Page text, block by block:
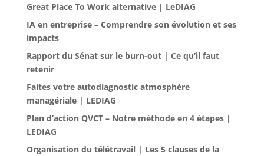
Great Place To Work alternative | LeDIAG
IA en entreprise – Comprendre son évolution et ses
impacts
Rapport du Sénat sur le burn-out | Ce qu’il faut
retenir
Faites votre autodiagnostic atmosphère
managériale | LEDIAG
Plan d’action QVCT – Notre méthode en 4 étapes |
LEDIAG
Organisation du télétravail | Les 5 clauses de la